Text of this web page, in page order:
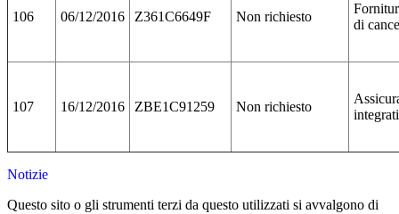
106 06/12/2016 Z361C6649F Non richiesto
di
107 16/12/2016 ZBE1C91259 Non richiesto
Notizie
Questo sito o gli strumenti terzi da questo utilizzati si avvalgono di